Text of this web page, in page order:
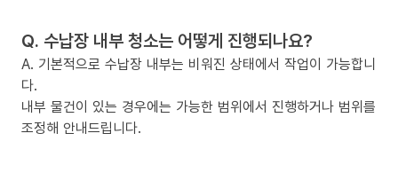
Q. 수납장 내부 청소는 어떻게 진행되나요?
A. 기본적으로 수납장 내부는 비워진 상태에서 작업이 가능합니
다.
내부 물건이 있는 경우에는 가능한 범위에서 진행하거나 범위를
조정해 안내드립니다.